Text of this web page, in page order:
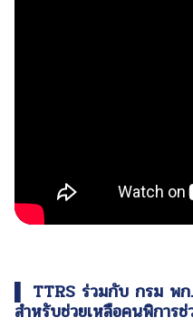
▌ TTRS ร่วมกับ กรม พ
สำหรับช่วยเหลือคนพิการช่